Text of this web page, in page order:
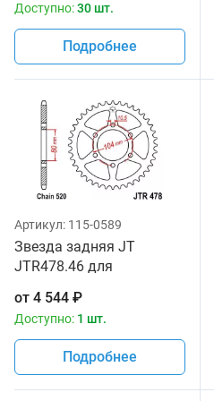
Доступно:30 шт.
Подробнее
Артикул: 115-0589
Звезда задняя JT
JTR478.46 для
от 4 544 ₽
Доступно: 1 шт.
Подробнее